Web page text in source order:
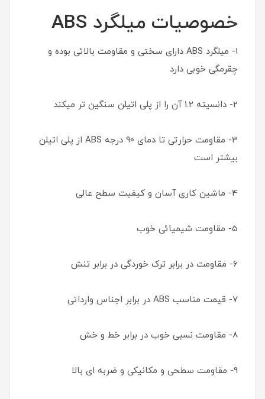
خصوصیات میلگرد ABS
1- میلگرد ABS دارای سختی و مقاومت بالائی بوده و
چقرمگی خوبی دارد
2- دانسیته 1.2 آن را از پلی اتیلن سنگین تر میکند
3- مقاومت حرارتی تا دمای 90 درجه ABS از پلی اتیلن
بیشتر است
4- ماشین کاری آسان و کیفیت سطح عالی
5- مقاومت شیمیائی خوب
6- مقاومت در برابر ترک خوردگی در برابر تنش
7- قیمت مناسب ABS در برابر اجناس وارداتی
8- مقاومت نسبی خوب در برابر خط و خش
9- مقاومت سطحی و مکانیکی و ضربه ای بالا